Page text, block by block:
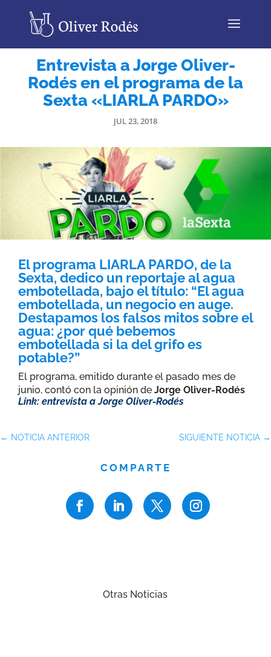
Entrevista a Jorge Oliver-
Rodés en el programa de la
Sexta «LIARLA PARDO»
JUL 23, 2018
El programa LIARLA PARDO, de la
Sexta, dedico un reportaje al agua
embotellada, bajo el título: “El agua
embotellada, un negocio en auge.
Destapamos los falsos mitos sobre el
agua: ¿por qué bebemos
embotellada si la del grifo es
potable?”
El programa, emitido durante el pasado mes de
junio, contó con la opinión de Jorge Oliver-Rodés
Link: entrevista a Jorge Oliver-Rodés
← NOTICIA ANTERIOR SIGUIENTE NOTICIA →
COMPARTE
Otras Noticias